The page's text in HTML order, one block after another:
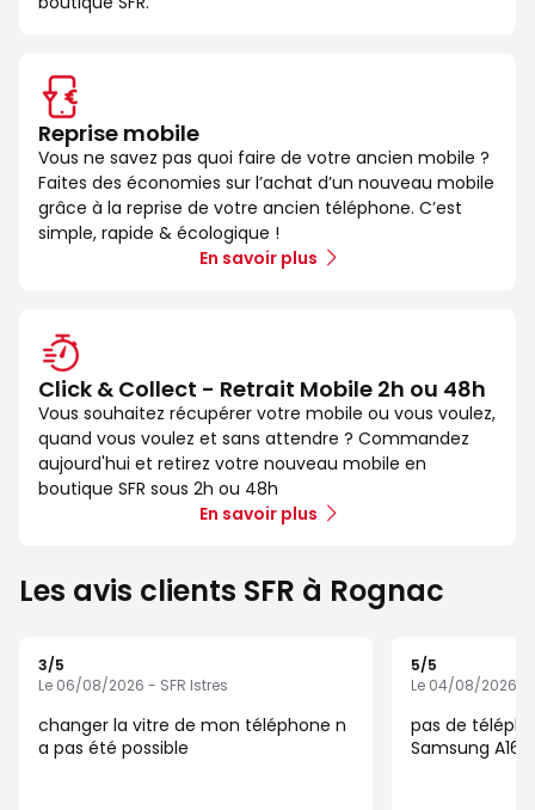
Reprise mobile
Vous ne savez pas quoi faire de votre ancien mobile ?
Faites des économies sur l’achat d’un nouveau mobile
grâce à la reprise de votre ancien téléphone. C’est
simple, rapide & écologique !
En savoir plus
Click & Collect - Retrait Mobile 2h ou 48h
Vous souhaitez récupérer votre mobile ou vous voulez,
quand vous voulez et sans attendre ? Commandez
aujourd'hui et retirez votre nouveau mobile en
boutique SFR sous 2h ou 48h
En savoir plus
Les avis clients SFR à Rognac
3/5
Le 06/08/2026 - SFR Istres
changer la vitre de mon téléphone n
a pas été possible
5/5
Le 04/08/2026 -
pas de
Samsung A16